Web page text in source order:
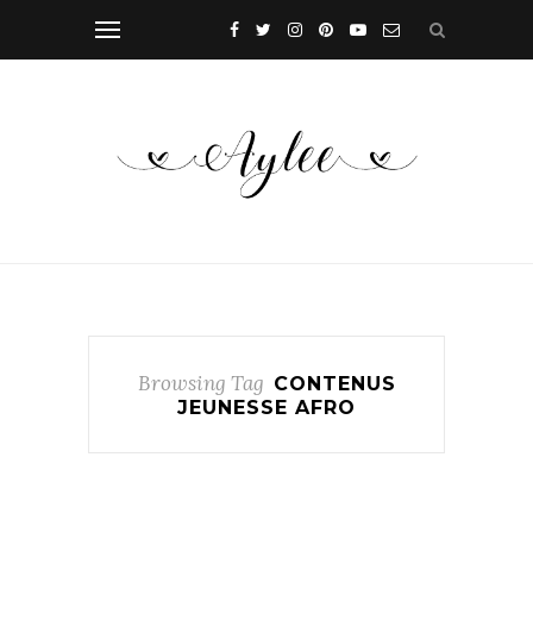
Browsing Tag CONTENUS
JEUNESSE AFRO